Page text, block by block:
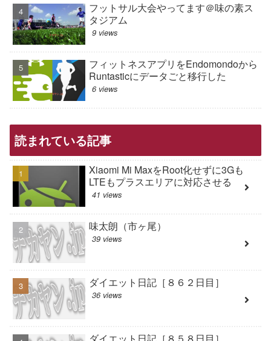
フットサル大会やってます＠味の素ス
タジアム
9 views
フィットネスアプリをEndomondoから
Runtasticにデータごと移行した
6 views
読まれている記事
Xiaomi Mi MaxをRoot化せずに3Gも
LTEもプラスエリアに対応させる
41 views
味太朗（市ヶ尾）
39 views
ダイエット日記［８６２日目］
36 views